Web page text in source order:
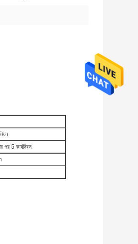
পর 5 কার্যদিবস